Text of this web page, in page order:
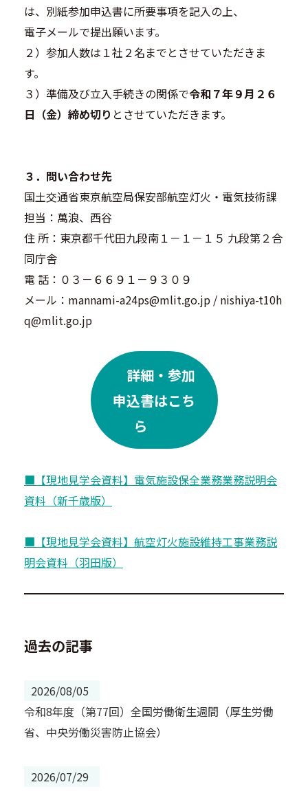
は、別紙参加申込書に所要事項を記入の上、
電子メールで提出願います。
２）参加人数は１社２名までとさせていただきま
す。
３）準備及び立入手続きの関係で令和７年９月２６
日（金）締め切り とさせていただきます。
３．問い合わせ先
国土交通省東京航空局保安部航空灯火・電気技術課
担当：萬浪、西谷
住 所：東京都千代田九段南１－１－１５ 九段第２合
同庁舎
電 話：０３－６６９１－９３０９
メール：mannami-a24ps@mlit.go.jp / nishiya-t10h
q@mlit.go.jp
詳細・参加
申込書はこち
ら
■【現地見学会資料】電気施設保全業務業務説明会
資料（新千歳版）
■【現地見学会資料】航空灯火施設維持工事業務説
明会資料（羽田版）
過去の記事
2026/08/05
令和8年度（第77回）全国労働衛生週間（厚生労働
省、中央労働災害防止協会）
2026/07/29